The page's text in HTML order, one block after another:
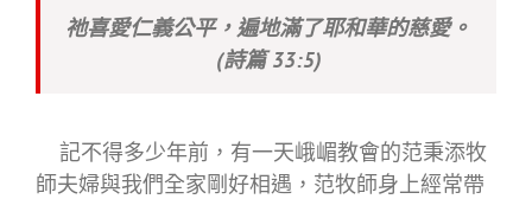
祂喜愛仁義公平，遍地滿了耶和華的慈愛。
(詩篇 33:5)
記不得多少年前，有一天峨嵋教會的范秉添牧
師夫婦與我們全家剛好相遇，范牧師身上經常帶